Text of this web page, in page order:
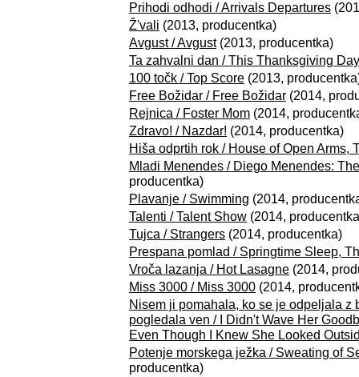
Prihodi odhodi / Arrivals Departures
Ž'vali (2013, producentka)
Avgust / Avgust(2013, producentka)
Ta zahvalni dan / This Thanksgiving Day
100 točk / Top Score (2013,
Free Božidar / Free Božidar (2014,
Rejnica / Foster Mom (2014,
Zdravo! / Nazdar! (2014, producentka)
Hiša odprtih rok / House of Open Arms,
Mladi Menendes / Diego Menendes:
producentka)
Plavanje / Swimming (2014,
Talenti / Talent Show (2014,
Tujca / Strangers (2014, producentka)
Prespana pomlad / Springtime Sleep,
Vroča lazanja / Hot Lasagne (2014,
Miss 3000 / Miss 3000 (2014,
Nisem ji pomahala, ko se je odpeljala z
pogledala ven / I Didn't Wave Her
Even Though I Knew She Looked
Potenje morskega ježka / Sweating of
producentka)